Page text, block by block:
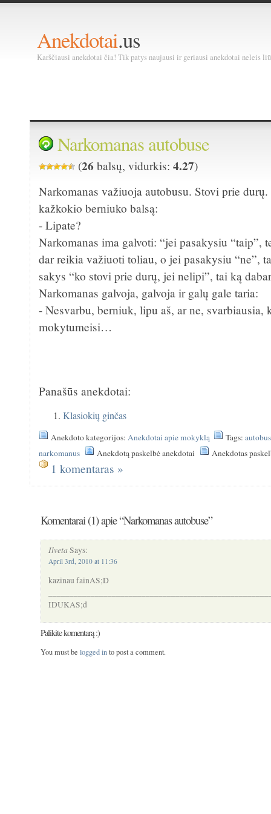
Anekdotai.us
Karščiausi anekdotai čia! Tik patys naujausi ir geriausi anekdotai neleis
Narkomanas autobuse
(26 balsų, vidurkis:4.27)
Narkomanas važiuoja autobusu. Stovi prie
kažkokio berniuko balsą:
- Lipate?
Narkomanas ima galvoti: “jei pasakysiu “taip”,
dar reikia važiuoti toliau, o jei pasakysiu “ne”,
sakys “ko stovi prie durų, jei nelipi”, tai ką
Narkomanas galvoja, galvoja ir galų gale taria:
- Nesvarbu, berniuk, lipu aš, ar ne, svarbiausia,
mokytumeisi…
Panašūs anekdotai:
Klasiokių ginčas
Anekdoto kategorijos:Anekdotai apie mokyklą Tags:
narkomanus
Anekdotą paskelbė anekdotai Anekdotas
1 komentaras »
Komentarai (1) apie “Narkomanas autobuse”
IlvetaSays:
April 3rd, 2010 at 11:36
kazinau fainAS;D
IDUKAS;d
Palikite komentarą :)
You must be logged into post a comment.